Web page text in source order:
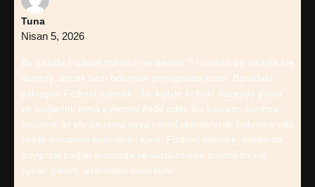
Tuna
Nisan 5, 2026
Bu yazıda Fiziksel yakınlık ne demek ? mantıklı bir sırayla ele
alınmış, ancak bazı bölümler gereğinden uzun. Buradaki
yaklaşım Fiziksel yakınlık , bir kişiyle fiziksel düzeyde yakın
ve bağlantılı olma eylemini ifade eder. Bu kavram, sarılma,
öpüşme, el ele tutuşma veya cinsel aktivitelerde bulunma gibi
çeşitli dokunma biçimlerini içerir. Fiziksel yakınlık, ilişkilerde
duygusal bağlar kurmada ve sürdürmede önemli bir rol
oynar. pikant. üzerinden okunabilir.